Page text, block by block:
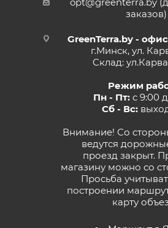
заказов)
GreenTerra.by -
г.Минск, ул.
Склад:
Режим
Пн - Пт: с 9:00
Сб - Вс:
Внимание! Со
ведутся
проезд закрыт.
магазину можно со
Просьба
построении
карту